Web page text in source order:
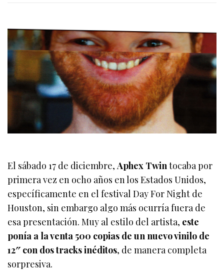
El sábado 17 de diciembre,Aphex Twintocaba por
primera vez en ocho años en los Estados Unidos,
específicamente en el festival Day For Night de
Houston, sin embargo algo más ocurría fuera de
esa presentación. Muy al estilo del artista, este
ponía a la venta 500 copias de un nuevo vinilo de
12″ con dos tracks inéditos, de manera completa
sorpresiva.